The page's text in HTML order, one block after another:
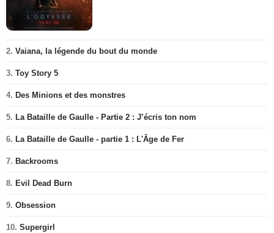
2. Vaiana, la légende du bout du monde
3. Toy Story 5
4. Des Minions et des monstres
5. La Bataille de Gaulle - Partie 2 : J’écris ton nom
6. La Bataille de Gaulle - partie 1 : L'Âge de Fer
7. Backrooms
8. Evil Dead Burn
9. Obsession
10. Supergirl